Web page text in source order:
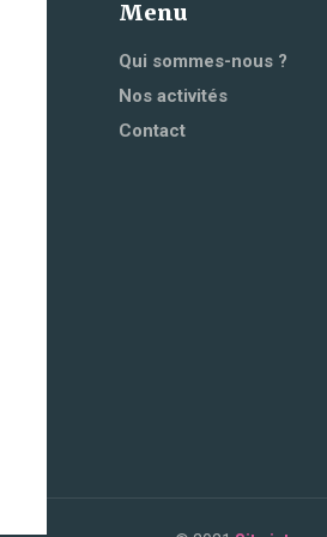
Menu
Qui sommes-nous ?
Nos activités
Contact